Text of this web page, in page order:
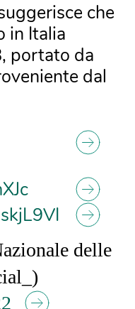
che
in Italia
portato da
dal
delle